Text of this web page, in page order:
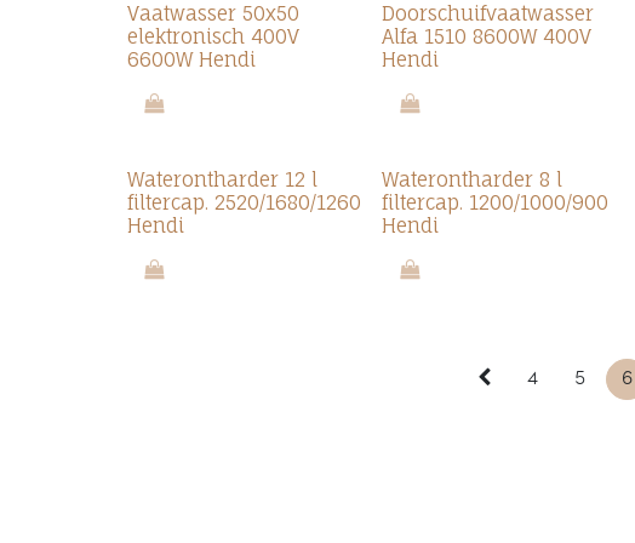
Vaatwasser 50x50
elektronisch 400V
6600W Hendi
Doorschuifvaatwasser
Alfa 1510 8600W 400V
Hendi
Waterontharder 12 l
filtercap. 2520/1680/1260
Hendi
Waterontharder 8 l
filtercap. 1200/1000/900
Hendi
4 5 6